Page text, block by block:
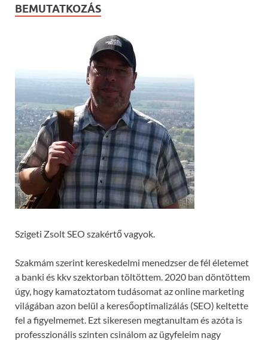
BEMUTATKOZÁS
Szigeti Zsolt SEO szakértő vagyok.
Szakmám szerint kereskedelmi menedzser de fél életemet
a banki és kkv szektorban töltöttem. 2020 ban döntöttem
úgy, hogy kamatoztatom tudásomat az online marketing
világában azon belül a keresőoptimalizálás (SEO) keltette
fel a figyelmemet. Ezt sikeresen megtanultam és azóta is
professzionális szinten csinálom az ügyfeleim nagy